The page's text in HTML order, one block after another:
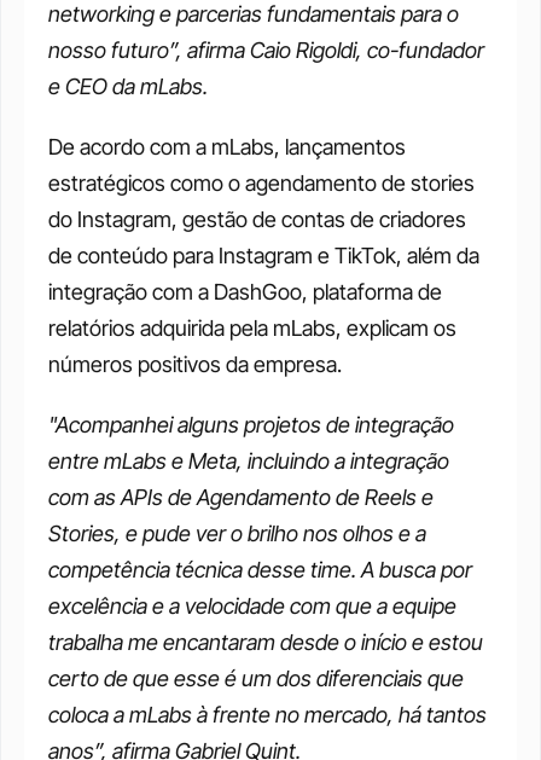
networking e parcerias fundamentais para o
nosso futuro”, afirma Caio Rigoldi, co-fundador
e CEO da mLabs.
De acordo com a mLabs, lançamentos
estratégicos como o agendamento de stories
do Instagram, gestão de contas de criadores
de conteúdo para Instagram e TikTok, além da
integração com a DashGoo, plataforma de
relatórios adquirida pela mLabs, explicam os
números positivos da empresa.
"Acompanhei alguns projetos de integração
entre mLabs e Meta, incluindo a integração
com as APIs de Agendamento de Reels e
Stories, e pude ver o brilho nos olhos e a
competência técnica desse time. A busca por
excelência e a velocidade com que a equipe
trabalha me encantaram desde o início e estou
certo de que esse é um dos diferenciais que
coloca a mLabs à frente no mercado, há tantos
anos”, afirma Gabriel Quint.